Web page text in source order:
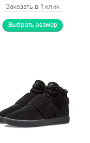
Заказать в 1 клик
Выбрать размер